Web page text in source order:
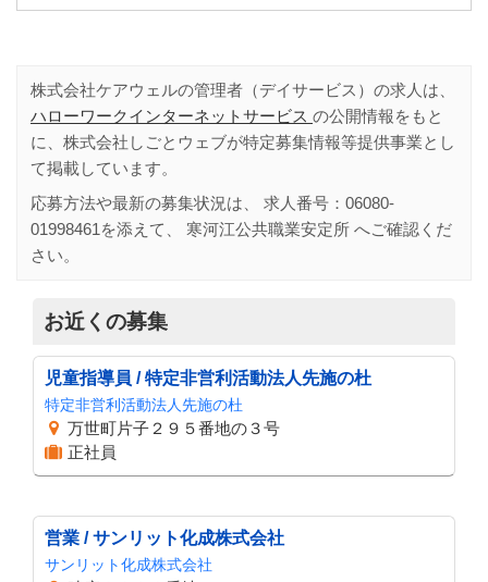
株式会社ケアウェルの管理者（デイサービス）の求人は、
ハローワークインターネットサービス の公開情報をもと
に、株式会社しごとウェブが特定募集情報等提供事業とし
て掲載しています。
応募方法や最新の募集状況は、 求人番号： 06080-
01998461 を添えて、 寒河江公共職業安定所 へご確認くだ
さい。
お近くの募集
児童指導員 / 特定非営利活動法人先施の杜
特定非営利活動法人先施の杜
万世町片子２９５番地の３号
正社員
営業 / サンリット化成株式会社
サンリット化成株式会社